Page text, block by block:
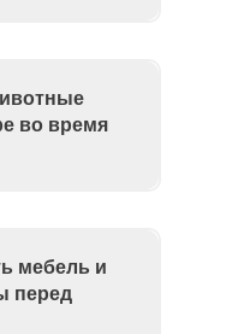
во время
мебель и
перед